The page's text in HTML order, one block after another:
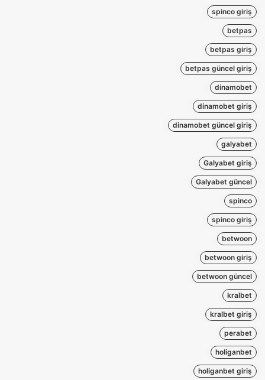
spinco giriş
betpas
betpas giriş
betpas güncel giriş
dinamobet
dinamobet giriş
dinamobet güncel giriş
galyabet
Galyabet giriş
Galyabet güncel
spinco
spinco giriş
betwoon
betwoon giriş
betwoon güncel
kralbet
kralbet giriş
perabet
holiganbet
holiganbet giriş